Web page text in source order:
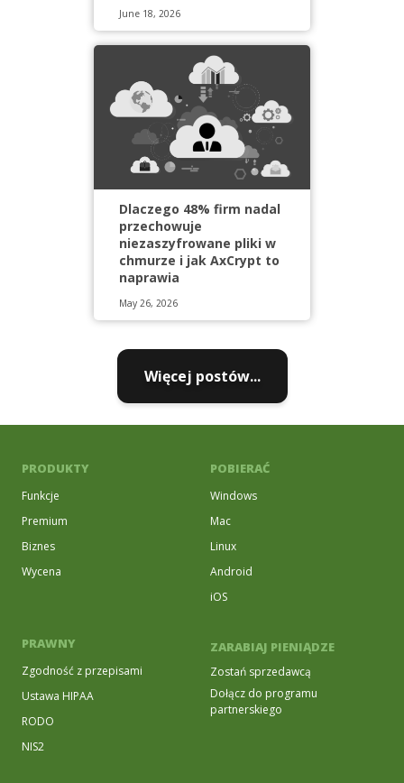
June 18, 2026
Dlaczego 48% firm nadal
przechowuje
niezaszyfrowane pliki w
chmurze i jak AxCrypt to
naprawia
May 26, 2026
Więcej postów...
PRODUKTY
Funkcje
Premium
Biznes
Wycena
POBIERAĆ
Windows
Mac
Linux
Android
iOS
PRAWNY
Zgodność z przepisami
Ustawa HIPAA
RODO
NIS2
ZARABIAJ PIENIĄDZE
Zostań sprzedawcą
Dołącz do programu
partnerskiego